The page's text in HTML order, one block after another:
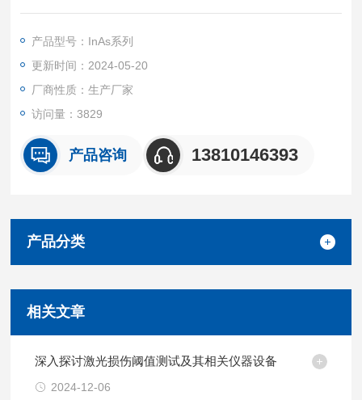
DInAs3800和DInAs3800-TE两种型号，其中：◆ DInAs3800内
测元件。
产品型号：InAs系列
更新时间：2024-05-20
厂商性质：生产厂家
访问量：3829
产品咨询 13810146393
产品分类
相关文章
深入探讨激光损伤阈值测试及其相关仪器设备
2024-12-06